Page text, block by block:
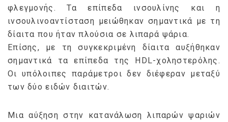
φλεγμονής. Τα επίπεδα ινσουλίνης και η
ινσουλινοαντίσταση μειώθηκαν σημαντικά με τη
δίαιτα που ήταν πλούσια σε λιπαρά ψάρια.
Επίσης, με τη συγκεκριμένη δίαιτα αυξήθηκαν
σημαντικά τα επίπεδα της HDL-χοληστερόλης.
Οι υπόλοιπες παράμετροι δεν διέφεραν μεταξύ
των δύο ειδών διαιτών.
Μια αύξηση στην κατανάλωση λιπαρών ψαριών